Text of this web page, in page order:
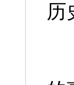
历